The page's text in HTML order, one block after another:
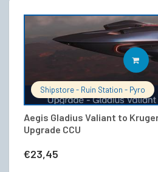
Shipstore - Ruin Station - Pyro
Aegis Gladius Valiant to
Upgrade CCU
€23,45
IN